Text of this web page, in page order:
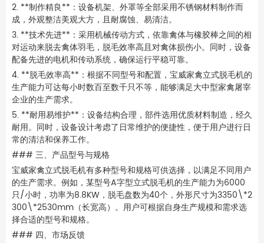
2. **制作精良**：设备机架、外罩等全部采用不锈钢材料制作而
成，外观整洁美观大方，且耐腐蚀、易清洁。
3. **技术先进**：采用机械传动方式，依靠禽体与橡胶棒之间的相
对运动来脱去禽体羽毛，脱毛效率高且对禽体损伤小。同时，设备
配备先进的电机和传动系统，确保运行平稳可靠。
4. **脱毛效率高**：根据不同型号和配置，宝威家禽立式脱毛机的
生产能力可达每小时数百至数千只不等，能够满足大中型家禽屠宰
企业的生产需求。
5. **耐用易维护**：设备结构合理，部件选用优质材料制造，经久
耐用。同时，设备设计考虑了日常维护的便捷性，便于用户进行日
常的清洁和保养工作。
### 三、产品型号与规格
宝威家禽立式脱毛机有多种型号和规格可供选择，以满足不同用户
的生产需求。例如，某型号A字型立式脱毛机的生产能力为6000
只/小时，功率为8.8KW，脱毛盘数为40个，外形尺寸为3350\*2
300\*2530mm（长宽高）。用户可根据自身生产规模和需求选
择合适的型号和规格。
### 四、市场反馈